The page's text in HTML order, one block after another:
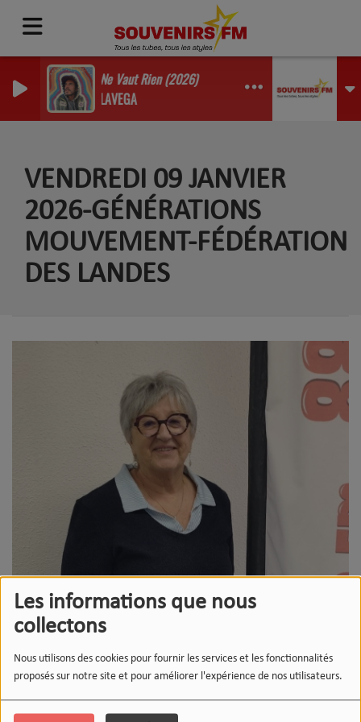
Les informations que nous
collectons
Nous utilisons des cookies pour fournir les services et les fonctionnalités
proposés sur notre site et pour améliorer l'expérience de nos utilisateurs.
La Vie Ne Vaut Rien (2026)
FLO DELAVEGA
VENDREDI 09 JANVIER
2026-GÉNÉRATIONS
MOUVEMENT-FÉDÉRATION
DES LANDES